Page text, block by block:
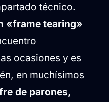
técnico.
«frame tearing»
ocasiones y es
en muchísimos
de parones,